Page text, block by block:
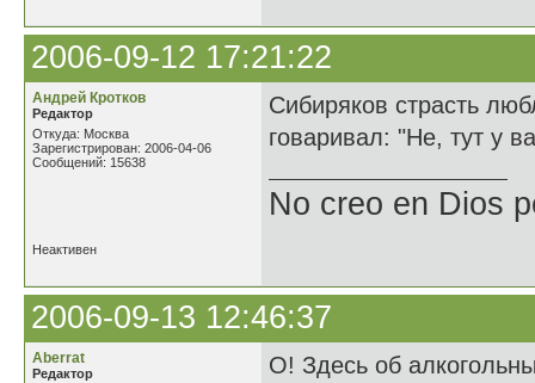
2006-09-12 17:21:22
Андрей Кротков
Редактор
Откуда: Москва
Зарегистрирован: 2006-04-06
Сообщений: 15638
Сибиряков страсть
говаривал: "Не, тут у
No creo en Dios
Неактивен
2006-09-13 12:46:37
Aberrat
Редактор
О! Здесь об